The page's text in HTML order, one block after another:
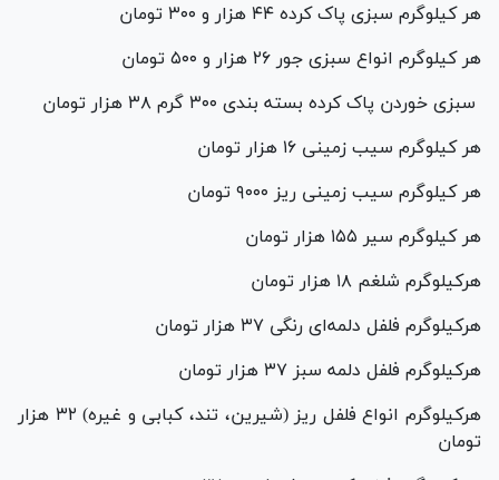
هر کیلوگرم سبزی پاک کرده ۴۴ هزار و ۳۰۰ تومان
هر کیلوگرم انواع سبزی جور ۲۶ هزار و ۵۰۰ تومان
سبزی خوردن پاک کرده بسته بندی ۳۰۰ گرم ۳۸ هزار تومان
هر کیلوگرم سیب زمینی ۱۶ هزار تومان
هر کیلوگرم سیب زمینی ریز ۹۰۰۰ تومان
هر کیلوگرم سیر ۱۵۵ هزار تومان
هرکیلوگرم شلغم ۱۸ هزار تومان
هرکیلوگرم فلفل دلمه‌ای رنگی ۳۷ هزار تومان
هرکیلوگرم فلفل دلمه سبز ۳۷ هزار تومان
هرکیلوگرم انواع فلفل ریز (شیرین، تند، کبابی و غیره) ۳۲ هزار
تومان